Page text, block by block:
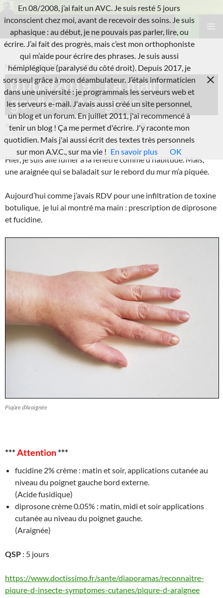
au
contenu
L'A.V.C.
Recherche
MÉDECIN / PROFESSEUR, PERSO
01/08/2019 : La main
gonflée : Araignée
GALERIE 2019-08-01 LAURENT B.
LAISSER UN
COMMENTAIRE
Hier, je suis allé fumer à la fenêtre comme d’habitude. Mais,
une araignée qui se baladait sur le rebord du mur m’a piquée.
Aujourd’hui comme j’avais RDV pour une infiltration de toxine
botulique, je lui ai montré ma main : prescription de diprosone
et fucidine.
Piqûre d’Araignée
***Attention***
fucidine 2% crème : matin et soir, applications cutanée au
niveau du poignet gauche bord externe.
(Acide fusidique)
diprosone crème 0.05% : matin, midi et soir applications
cutanée au niveau du poignet gauche.
(Araignée)
QSP : 5 jours
https://www.doctissimo.fr/sante/diaporamas/reconnaitre-
piqure-d-insecte-symptomes-cutanes/piqure-d-araignee
En 08/2008, j’ai fait un AVC. Je suis resté 5 jours
inconscient chez moi, avant de recevoir des soins. Je suis
aphasique : au début, je ne pouvais pas parler, lire, ou
écrire. J’ai fait des progrès, mais c’est mon orthophoniste
qui m’aide pour écrire des phrases. Je suis aussi
hémiplégique (paralysé du côté droit). Depuis 2017, je
sors seul grâce à mon déambulateur. J’étais informaticien
dans une université : je programmais les serveurs web et
les serveurs e-mail. J'avais aussi créé un site personnel,
un blog et un forum. En juillet 2011, j'ai recommencé à
tenir un blog ! Ça me permet d'écrire. J'y raconte mon
quotidien. Mais j'ai aussi écrit des textes très personnels
sur mon A.V.C., sur ma vie ! En savoir plus OK